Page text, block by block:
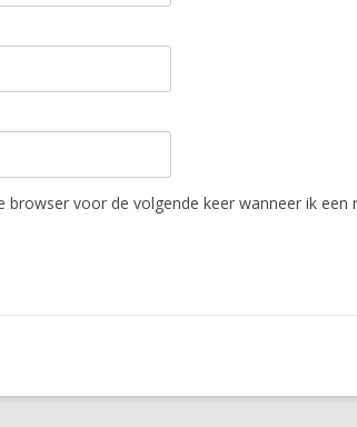
voor de volgende keer wanneer ik een